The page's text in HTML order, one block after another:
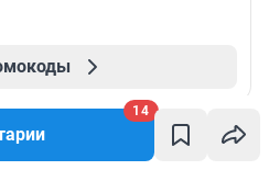
14